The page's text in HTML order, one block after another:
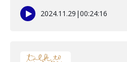
2024.11.29 |00:24:16